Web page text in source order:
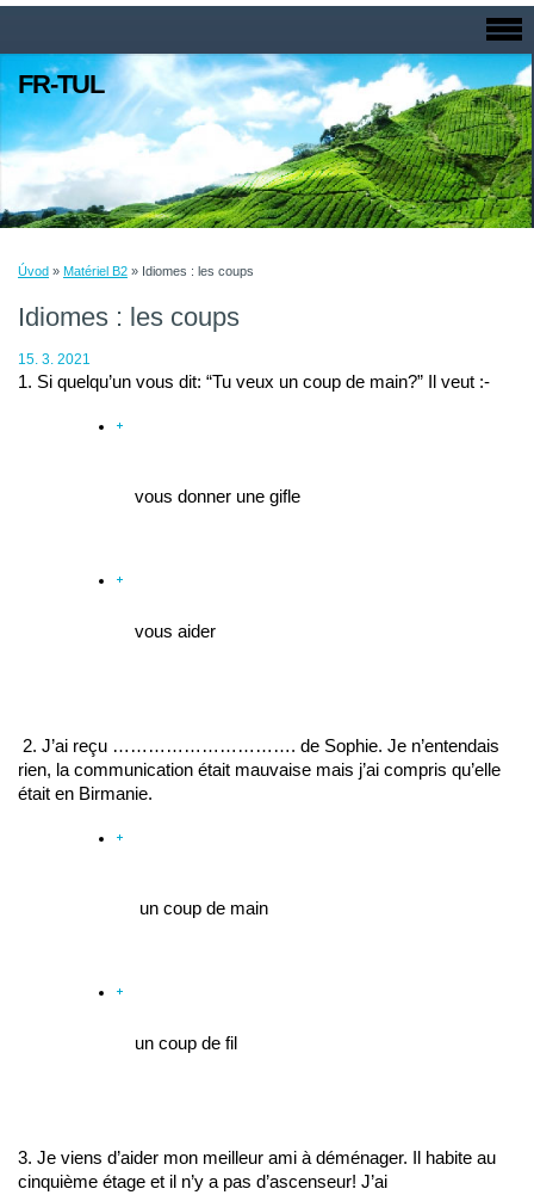
FR-TUL
Úvod » Matériel B2 » Idiomes : les coups
Idiomes : les coups
15. 3. 2021
1. Si quelqu’un vous dit: “Tu veux un coup de main?” Il veut :-
vous donner une gifle
vous aider
2. J’ai reçu …………………………. de Sophie. Je n’entendais
rien, la communication était mauvaise mais j’ai compris qu’elle
était en Birmanie.
un coup de main
un coup de fil
3. Je viens d’aider mon meilleur ami à déménager. Il habite au
cinquième étage et il n’y a pas d’ascenseur! J’ai